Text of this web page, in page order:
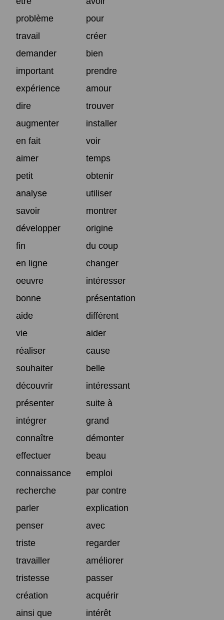
problème
pour
travail
créer
demander
bien
important
prendre
expérience
amour
dire
trouver
augmenter
installer
en fait
voir
aimer
temps
petit
obtenir
analyse
utiliser
savoir
montrer
développer
origine
fin
du coup
en ligne
changer
oeuvre
intéresser
bonne
présentation
aide
différent
vie
aider
réaliser
cause
souhaiter
belle
découvrir
intéressant
présenter
suite à
intégrer
grand
connaître
démonter
effectuer
beau
connaissance
emploi
recherche
par contre
parler
explication
penser
avec
triste
regarder
travailler
améliorer
tristesse
passer
création
acquérir
ainsi que
intérêt